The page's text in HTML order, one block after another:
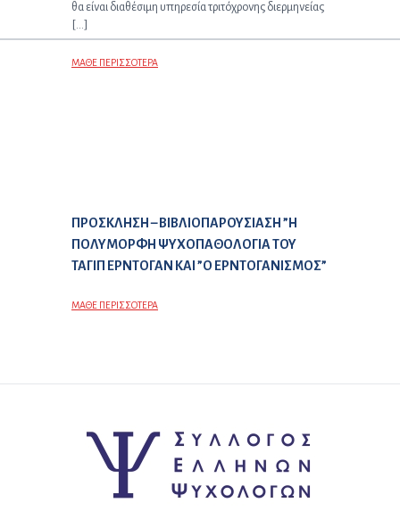
θα είναι διαθέσιμη υπηρεσία τριτόχρονης διερμηνείας
[…]
ΜΑΘΕ ΠΕΡΙΣΣΟΤΕΡΑ
Επόμενο άρθρο:
ΠΡΟΣΚΛΗΣΗ – ΒΙΒΛΙΟΠΑΡΟΥΣΙΑΣΗ ”Η
ΠΟΛΥΜΟΡΦΗ ΨΥΧΟΠΑΘΟΛΟΓΙΑ ΤΟΥ
ΤΑΓΙΠ ΕΡΝΤΟΓΑΝ ΚΑΙ ”Ο ΕΡΝΤΟΓΑΝΙΣΜΟΣ”
ΜΑΘΕ ΠΕΡΙΣΣΟΤΕΡΑ